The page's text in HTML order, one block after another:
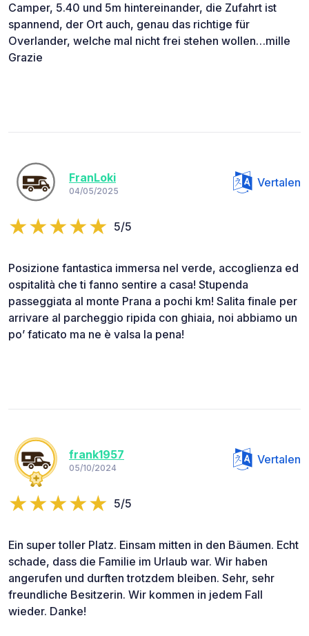
Camper, 5.40 und 5m hintereinander, die Zufahrt ist
spannend, der Ort auch, genau das richtige für
Overlander, welche mal nicht frei stehen wollen…mille
Grazie
FranLoki
04/05/2025
Vertalen
5/5
Posizione fantastica immersa nel verde, accoglienza ed
ospitalità che ti fanno sentire a casa! Stupenda
passeggiata al monte Prana a pochi km! Salita finale per
arrivare al parcheggio ripida con ghiaia, noi abbiamo un
po’ faticato ma ne è valsa la pena!
frank1957
05/10/2024
Vertalen
5/5
Ein super toller Platz. Einsam mitten in den Bäumen. Echt
schade, dass die Familie im Urlaub war. Wir haben
angerufen und durften trotzdem bleiben. Sehr, sehr
freundliche Besitzerin. Wir kommen in jedem Fall
wieder. Danke!